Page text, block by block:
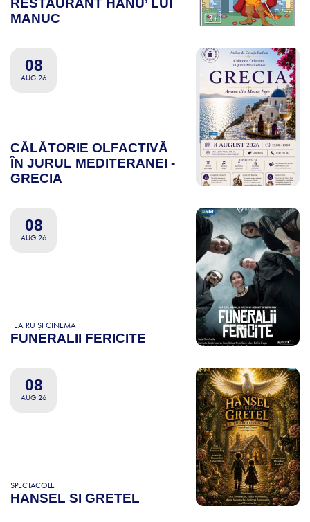
RESTAURANT HANU’ LUI
MANUC
08
AUG 26
CĂLĂTORIE OLFACTIVĂ
ÎN JURUL MEDITERANEI -
GRECIA
08
AUG 26
TEATRU ȘI CINEMA
FUNERALII FERICITE
08
AUG 26
SPECTACOLE
HANSEL SI GRETEL